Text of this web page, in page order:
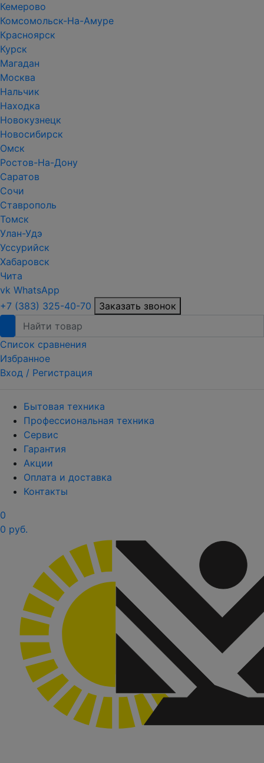
Кемерово
Комсомольск-На-Амуре
Красноярск
Курск
Магадан
Москва
Нальчик
Находка
Новокузнецк
Новосибирск
Омск
Ростов-На-Дону
Саратов
Сочи
Ставрополь
Томск
Улан-Удэ
Уссурийск
Хабаровск
Чита
vk WhatsApp
+7 (383) 325-40-70
Заказать звонок
Список сравнения
Избранное
Вход / Регистрация
Бытовая техника
Профессиональная техника
Сервис
Гарантия
Акции
Оплата и доставка
Контакты
0
0 руб.